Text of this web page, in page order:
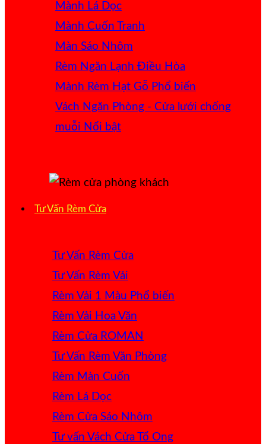
Mành Lá Dọc
Mành Cuốn Tranh
Màn Sáo Nhôm
Rèm Ngăn Lạnh Điều Hòa
Mành Rèm Hạt Gỗ
Vách Ngăn Phòng - Cửa lưới chống
muỗi
Tư Vấn Rèm Cửa
Tư Vấn Rèm Cửa
Tư Vấn Rèm Vải
Rèm Vải 1 Màu
Rèm Vải Hoa Văn
Rèm Cửa ROMAN
Tư Vấn Rèm Văn Phòng
Rèm Màn Cuốn
Rèm Lá Dọc
Rèm Cửa Sáo Nhôm
Tư vấn Vách Cửa Tổ Ong